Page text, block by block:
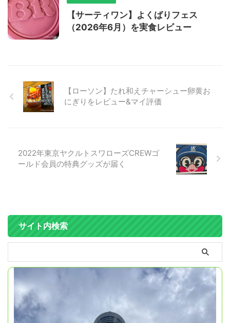
【サーティワン】よくばりフェス
（2026年6月）を実食レビュー
【ローソン】たれ和えチャーシュー卵黄お
にぎりをレビュー&マイ評価
2022年東京ヤクルトスワローズCREWゴ
ールド会員の特典グッズが届く
サイト内検索